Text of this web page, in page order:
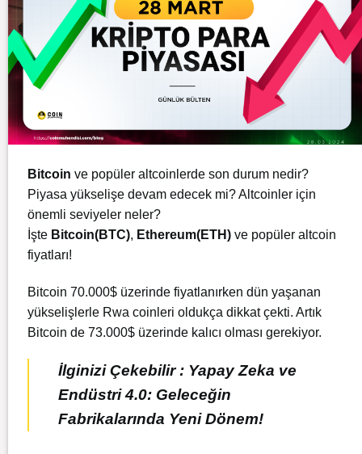
Bitcoin ve popüler altcoinlerde son durum nedir?
Piyasa yükselişe devam edecek mi? Altcoinler için
önemli seviyeler neler?
İşte Bitcoin(BTC), Ethereum(ETH) ve popüler altcoin
fiyatları!
Bitcoin 70.000$ üzerinde fiyatlanırken dün yaşanan
yükselişlerle Rwa coinleri oldukça dikkat çekti. Artık
Bitcoin de 73.000$ üzerinde kalıcı olması gerekiyor.
İlginizi Çekebilir : Yapay Zeka ve
Endüstri 4.0: Geleceğin
Fabrikalarında Yeni Dönem!